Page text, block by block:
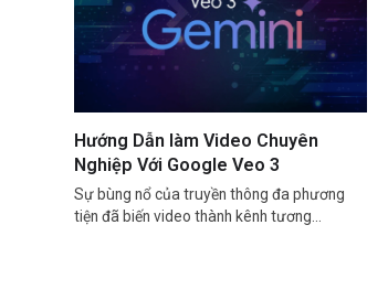
Hướng Dẫn làm Video Chuyên
Nghiệp Với Google Veo 3
Sự bùng nổ của truyền thông đa phương
tiện đã biến video thành kênh tương…